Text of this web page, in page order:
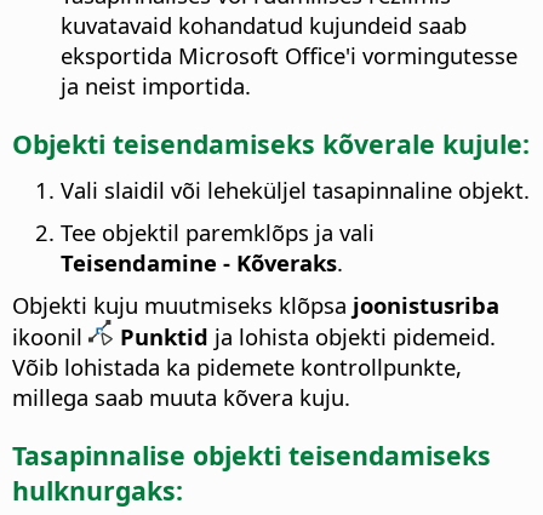
kuvatavaid kohandatud kujundeid saab
eksportida Microsoft Office'i vormingutesse
ja neist importida.
Objekti teisendamiseks kõverale kujule:
Vali slaidil või leheküljel tasapinnaline objekt.
Tee objektil paremklõps ja vali
Teisendamine - Kõveraks.
Objekti kuju muutmiseks klõpsa joonistusriba
ikoonil
Punktid ja lohista objekti pidemeid.
Võib lohistada ka pidemete kontrollpunkte,
millega saab muuta kõvera kuju.
Tasapinnalise objekti teisendamiseks
hulknurgaks: